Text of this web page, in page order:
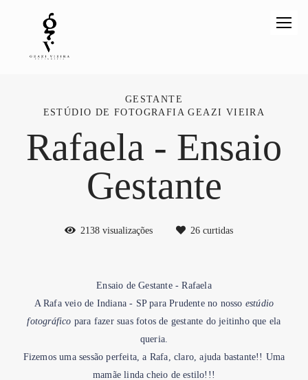
GESTANTE
ESTÚDIO DE FOTOGRAFIA GEAZI VIEIRA
Rafaela - Ensaio
Gestante
2138 visualizações 26 curtidas
Ensaio de Gestante - Rafaela
A Rafa veio de Indiana - SP para Prudente no nosso estúdio
fotográfico para fazer suas fotos de gestante do jeitinho que ela
queria.
Fizemos uma sessão perfeita, a Rafa, claro, ajuda bastante!! Uma
mamãe linda cheio de estilo!!!